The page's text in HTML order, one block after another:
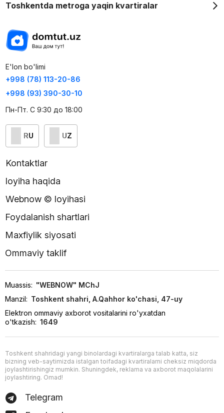
Toshkentda metroga yaqin kvartiralar
E'lon bo'limi
+998 (78) 113-20-86
+998 (93) 390-30-10
Пн-Пт. С 9:30 до 18:00
RU UZ
Kontaktlar
loyiha haqida
Webnow © loyihasi
Foydalanish shartlari
Maxfiylik siyosati
Ommaviy taklif
Muassis: "WEBNOW" MChJ
Manzil: Toshkent shahri, A.Qahhor ko'chasi, 47-uy
Elektron ommaviy axborot vositalarini ro'yxatdan
o'tkazish: 1649
Toshkent shahridagi yangi binolardagi kvartiralarga talab katta, siz
bizning veb-saytimizda istalgan toifadagi kvartiralarni cheksiz miqdorda
joylashtirishingiz mumkin. Shuningdek, reklama va axborot maqolalarini
joylashtiring. Omad!
Telegram